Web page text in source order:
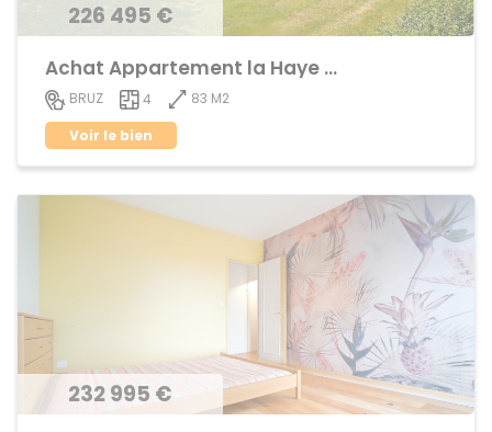
226 495 €
Achat Appartement la Haye de Pan
BRUZ 4
83 M2
Voir le bien
232 995 €